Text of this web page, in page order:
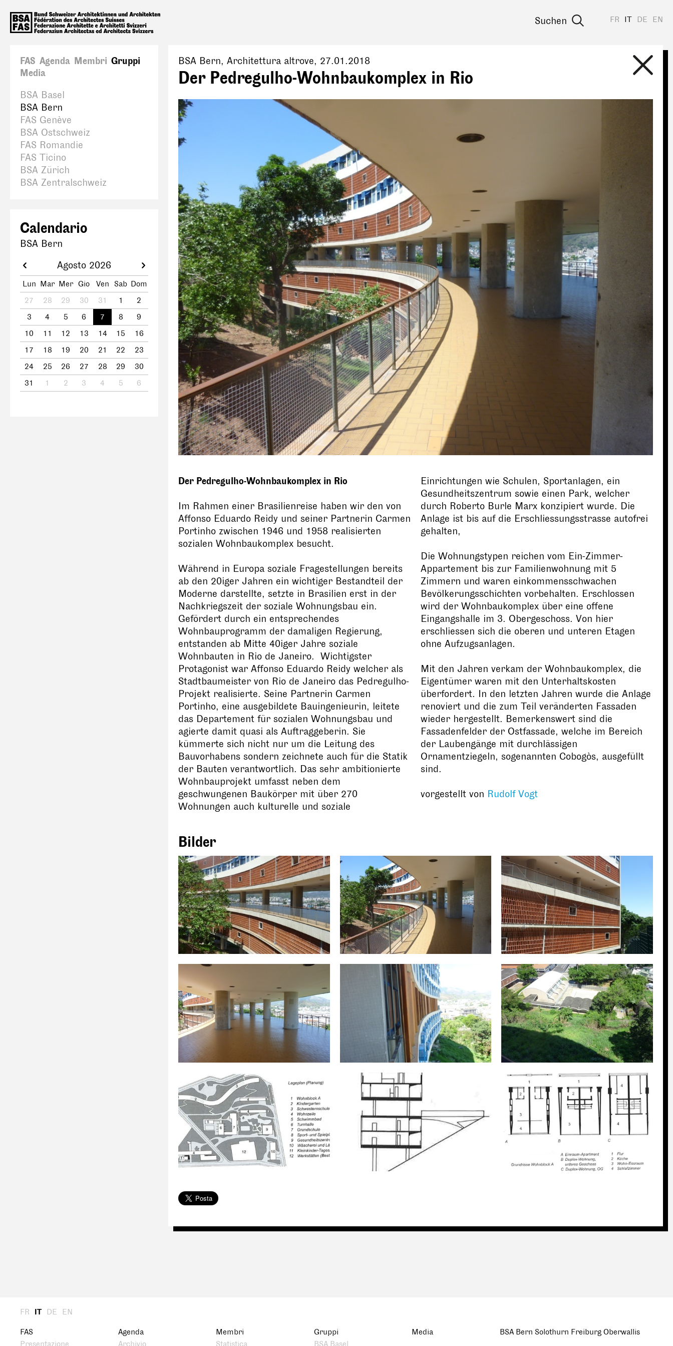
Suchen FR IT DE EN
FAS Agenda Membri Gruppi
Media
BSA Basel
BSA Bern
FAS Genève
BSA Ostschweiz
FAS Romandie
FAS Ticino
BSA Zürich
BSA Zentralschweiz
BSA Bern, Architettura altrove, 27.01.2018
Der Pedregulho-Wohnbaukomplex in Rio
Der Pedregulho-Wohnbaukomplex in Rio
Im Rahmen einer Brasilienreise haben wir den von
Affonso Eduardo Reidy und seiner Partnerin Carmen
Portinho zwischen 1946 und 1958 realisierten
sozialen Wohnbaukomplex besucht.
Während in Europa soziale Fragestellungen bereits
ab den 20iger Jahren ein wichtiger Bestandteil der
Moderne darstellte, setzte in Brasilien erst in der
Nachkriegszeit der soziale Wohnungsbau ein.
Gefördert durch ein entsprechendes
Wohnbauprogramm der damaligen Regierung,
entstanden ab Mitte 40iger Jahre soziale
Wohnbauten in Rio de Janeiro. Wichtigster
Protagonist war Affonso Eduardo Reidy welcher als
Stadtbaumeister von Rio de Janeiro das Pedregulho-
Projekt realisierte. Seine Partnerin Carmen
Portinho, eine ausgebildete Bauingenieurin, leitete
das Departement für sozialen Wohnungsbau und
agierte damit quasi als Auftraggeberin. Sie
kümmerte sich nicht nur um die Leitung des
Bauvorhabens sondern zeichnete auch für die Statik
der Bauten verantwortlich. Das sehr ambitionierte
Wohnbauprojekt umfasst neben dem
geschwungenen Baukörper mit über 270
Wohnungen auch kulturelle und soziale
Einrichtungen wie Schulen, Sportanlagen, ein
Gesundheitszentrum sowie einen Park, welcher
durch Roberto Burle Marx konzipiert wurde. Die
Anlage ist bis auf die Erschliessungsstrasse autofrei
gehalten,
Die Wohnungstypen reichen vom Ein-Zimmer-
Appartement bis zur Familienwohnung mit 5
Zimmern und waren einkommensschwachen
Bevölkerungsschichten vorbehalten. Erschlossen
wird der Wohnbaukomplex über eine offene
Eingangshalle im 3. Obergeschoss. Von hier
erschliessen sich die oberen und unteren Etagen
ohne Aufzugsanlagen.
Mit den Jahren verkam der Wohnbaukomplex, die
Eigentümer waren mit den Unterhaltskosten
überfordert. In den letzten Jahren wurde die Anlage
renoviert und die zum Teil veränderten Fassaden
wieder hergestellt. Bemerkenswert sind die
Fassadenfelder der Ostfassade, welche im Bereich
der Laubengänge mit durchlässigen
Ornamentziegeln, sogenannten Cobogòs, ausgefüllt
sind.
vorgestellt von Rudolf Vogt
Bilder
Calendario
BSA Bern
Agosto 2026
Lun Mar Mer Gio Ven Sab Dom
27
28 29 30 31 1
2
3
4 5 6 7 8
9
10
11 12 13 14 15
16
17
18 19 20 21 22
23
24
25 26 27 28 29
30
31
1 2 3 4 5 6
FR IT DE EN
FAS
Presentazione
Agenda
Archivio
Membri
Statistica
Gruppi
BSA Basel
Media BSA Bern Solothurn Freiburg Oberwallis